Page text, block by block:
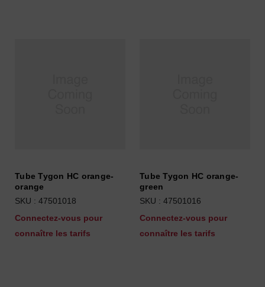
Tube Tygon HC orange-
orange
SKU : 47501018
Connectez-vous pour
connaître les tarifs
Tube Tygon HC orange-
green
SKU : 47501016
Connectez-vous pour
connaître les tarifs